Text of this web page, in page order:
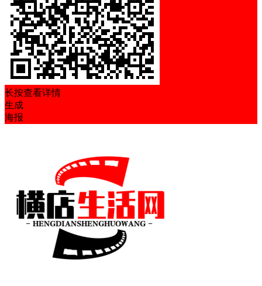
长按查看详情
生成
海报